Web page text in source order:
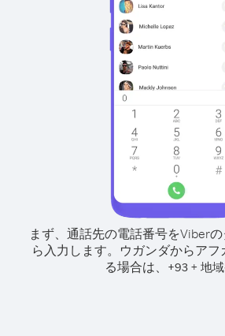
まず、通話先の電話番号をViber
ら入力します。 ウガンダからア
る場合は、 +93 + 地